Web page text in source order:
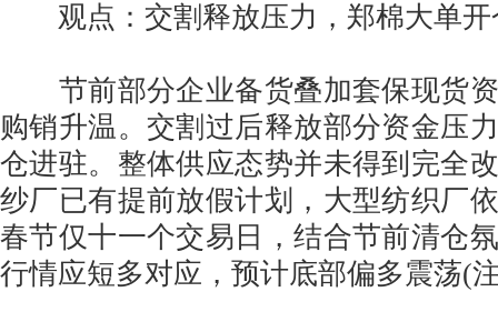
观点：交割释放压力，郑棉大单开
节前部分企业备货叠加套保现货资
购销升温。交割过后释放部分资金压
仓进驻。整体供应态势并未得到完全
纱厂已有提前放假计划，大型纺织厂
春节仅十一个交易日，结合节前清仓
行情应短多对应，预计底部偏多震荡(